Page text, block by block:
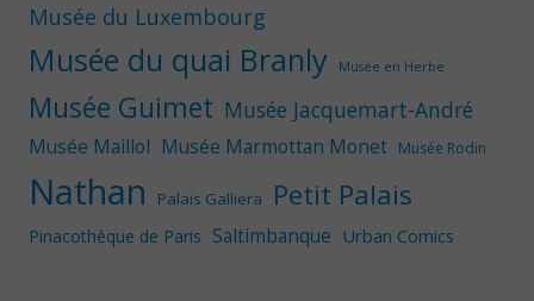
Musée du Luxembourg
Musée du quai Branly Musée en Herbe
Musée Guimet Musée Jacquemart-André
Musée Maillol Musée Marmottan Monet Musée Rodin
Nathan Palais Galliera Petit Palais
Pinacothèque de Paris Saltimbanque Urban Comics